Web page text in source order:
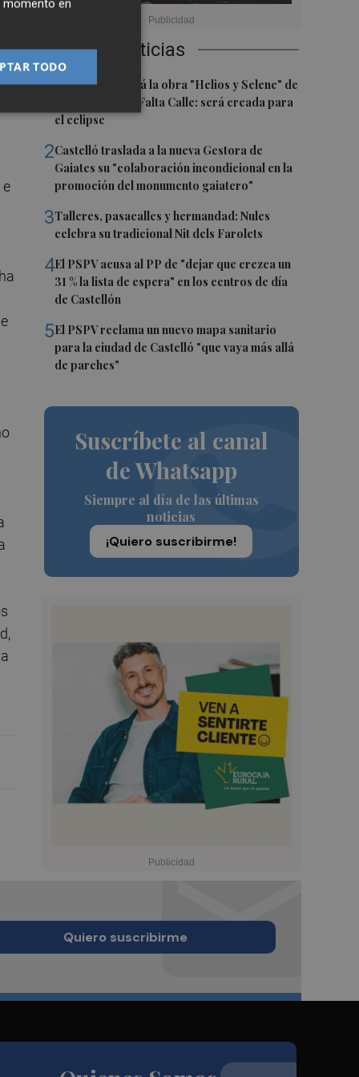
Últimas Noticias
1Castelló acogerá la obra "Helios y Selene" de
la compañía Te Falta Calle: será creada para
el eclipse
2Castelló traslada a la nueva Gestora de
Gaiates su "colaboración incondicional en la
promoción del monumento gaiatero"
3Talleres, pasacalles y hermandad: Nules
celebra su tradicional Nit dels Farolets
4El PSPV acusa al PP de "dejar que crezca un
31 % la lista de espera" en los centros de día
de Castellón
5El PSPV reclama un nuevo mapa sanitario
para la ciudad de Castelló "que vaya más allá
de parches"
Suscríbete al canal
de Whatsapp
Siempre al día de las últimas
noticias
¡Quiero suscribirme!
Quiero suscribirme
momento en
TODO